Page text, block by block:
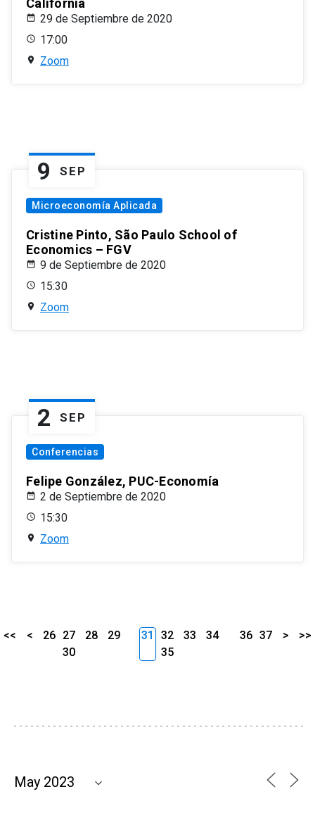
California
29 de Septiembre de 2020
17:00
Zoom
9 SEP
Microeconomía Aplicada
Cristine Pinto, São Paulo School of
Economics – FGV
9 de Septiembre de 2020
15:30
Zoom
2 SEP
Conferencias
Felipe González, PUC-Economía
2 de Septiembre de 2020
15:30
Zoom
<< < 26 27 28
29
30
31 32 33
34
35
36 37 > >>